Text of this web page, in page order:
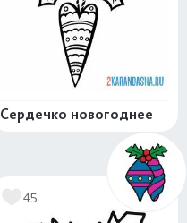
Сердечко новогоднее
45